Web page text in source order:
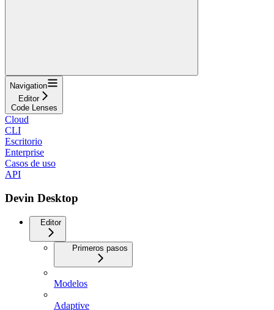
Navigation
Editor
Code Lenses
Cloud
CLI
Escritorio
Enterprise
Casos de uso
API
Devin Desktop
Editor
Primeros pasos
Modelos
Adaptive